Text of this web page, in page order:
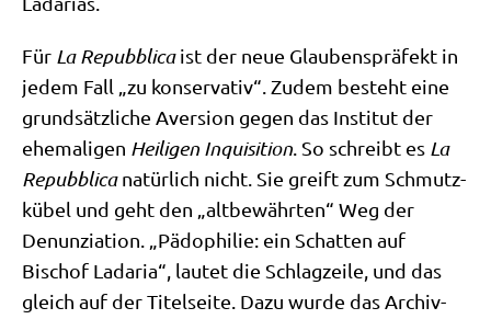
Für La Repubbli­caist der neue Glau­bens­prä­fekt in
jedem Fall „zu kon­ser­va­tiv“. Zudem besteht eine
grund­sätz­li­che Aver­si­on gegen das Insti­tut der
ehe­ma­li­gen Hei­li­gen Inqui­si­ti­on. So schreibt es La
Repubbli­canatür­lich nicht. Sie greift zum Schmutz­
kü­bel und geht den „alt­be­währ­ten“ Weg der
Denun­zia­ti­on. „Pädo­phi­lie: ein Schat­ten auf
Bischof Lada­ria“, lau­tet die Schlag­zei­le, und das
gleich auf der Titel­sei­te. Dazu wur­de das Archiv­